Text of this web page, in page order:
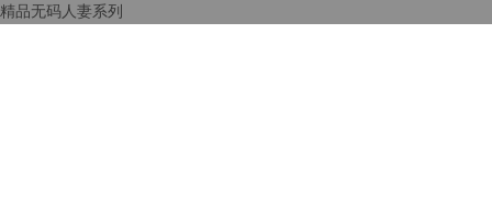
精品无码人妻系列